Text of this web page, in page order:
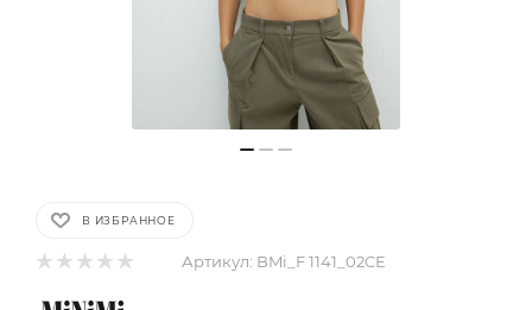
В ИЗБРАННОЕ
Артикул: BMi_F 1141_02CE